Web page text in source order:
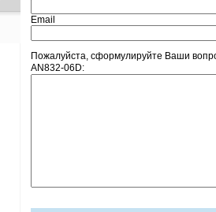
Email
Пожалуйста, сформулируйте Ваши
AN832-06D: